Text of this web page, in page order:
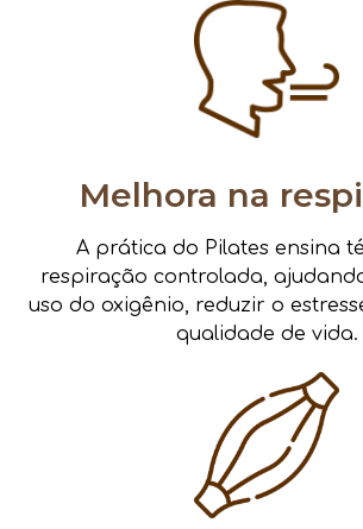
Melhora na
A prática do Pilates ensina
respiração controlada,
uso do oxigênio, reduzir o
qualidade de vida.